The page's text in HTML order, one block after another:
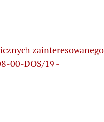
zainteresowanego
00-DOS/19 -